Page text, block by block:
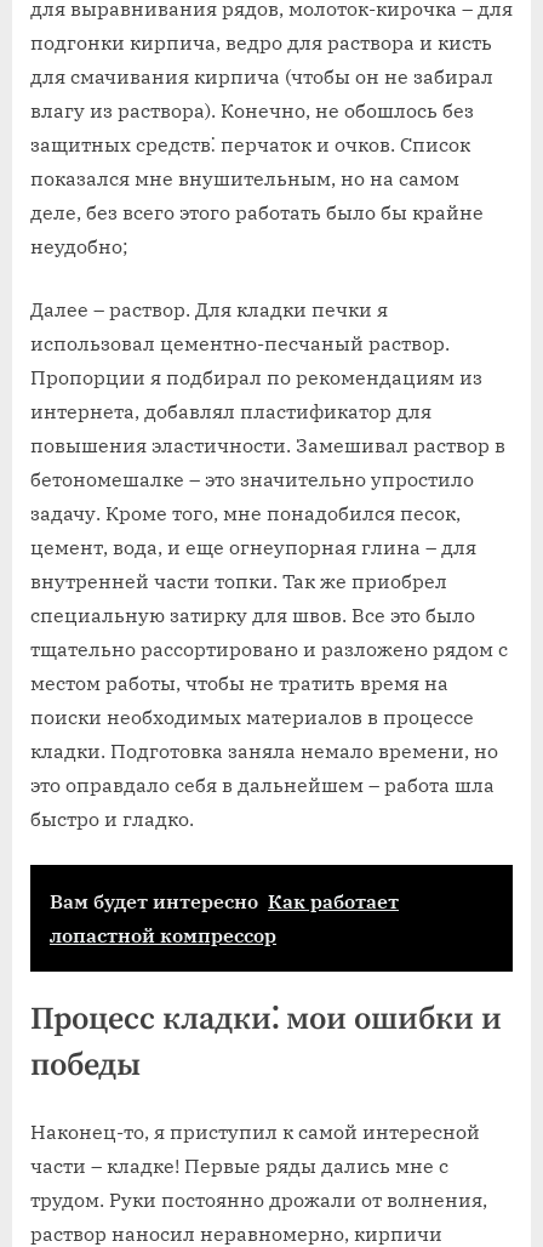
для выравнивания рядов‚ молоток-кирочка – для
подгонки кирпича‚ ведро для раствора и кисть
для смачивания кирпича (чтобы он не забирал
влагу из раствора). Конечно‚ не обошлось без
защитных средств⁚ перчаток и очков. Список
показался мне внушительным‚ но на самом
деле‚ без всего этого работать было бы крайне
неудобно;
Далее – раствор. Для кладки печки я
использовал цементно-песчаный раствор.
Пропорции я подбирал по рекомендациям из
интернета‚ добавлял пластификатор для
повышения эластичности. Замешивал раствор в
бетономешалке – это значительно упростило
задачу. Кроме того‚ мне понадобился песок‚
цемент‚ вода‚ и еще огнеупорная глина – для
внутренней части топки. Так же приобрел
специальную затирку для швов. Все это было
тщательно рассортировано и разложено рядом с
местом работы‚ чтобы не тратить время на
поиски необходимых материалов в процессе
кладки. Подготовка заняла немало времени‚ но
это оправдало себя в дальнейшем – работа шла
быстро и гладко.
Вам будет интересно Как работает
лопастной компрессор
Процесс кладки⁚ мои ошибки и
победы
Наконец-то‚ я приступил к самой интересной
части – кладке! Первые ряды дались мне с
трудом. Руки постоянно дрожали от волнения‚
раствор наносил неравномерно‚ кирпичи